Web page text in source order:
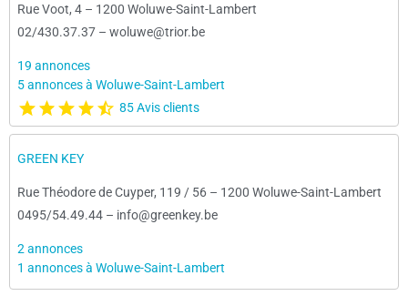
Rue Voot, 4 – 1200 Woluwe-Saint-Lambert
02/430.37.37 – woluwe@trior.be
19 annonces
5 annonces à Woluwe-Saint-Lambert
85 Avis clients
GREEN KEY
Rue Théodore de Cuyper, 119 / 56 – 1200 Woluwe-Saint-Lambert
0495/54.49.44 – info@greenkey.be
2 annonces
1 annonces à Woluwe-Saint-Lambert